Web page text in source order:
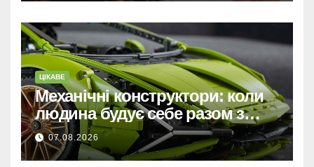
ЦІКАВЕ
Механічні конструктори: коли
людина будує себе разом з
машиною
07.08.2026